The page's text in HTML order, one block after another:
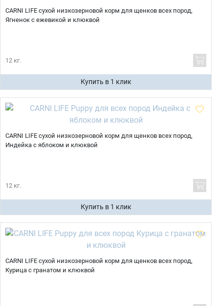
CARNI LIFE сухой низкозерновой корм для щенков всех пород,
Ягненок с ежевикой и клюквой
12 кг.
Купить в 1 клик
CARNI LIFE сухой низкозерновой корм для щенков всех пород,
Индейка с яблоком и клюквой
12 кг.
Купить в 1 клик
CARNI LIFE сухой низкозерновой корм для щенков всех пород,
Курица с гранатом и клюквой